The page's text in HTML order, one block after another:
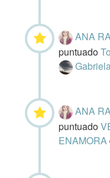
ANA
puntuado
ANA
puntuado
ENAMORA